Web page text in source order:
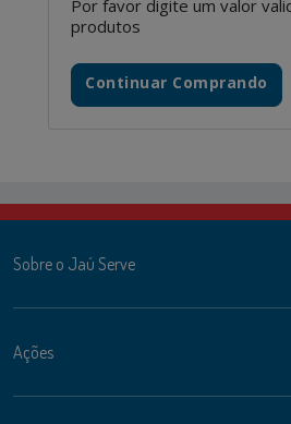
Por favor digite um valor
produtos
Continuar Comprando
Sobre o Jaú Serve
Ações